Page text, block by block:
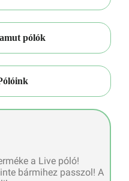
pólók
a Live póló!
bármihez passzol! A